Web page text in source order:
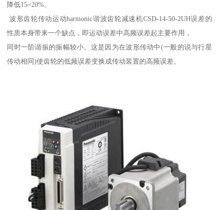
降低15~20%。
波形齿轮传动运动harmonic谐波齿轮减速机CSD-14-50-2UH误差的
性质本身带来一个缺点，即运动误差中高频误差起主要作用，
同时一阶谐振的振幅较小。这是因为在波形传动中(一般的说与行星
传动相同)使齿轮的低频误差变换成传动装置的高频误差。